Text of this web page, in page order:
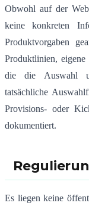
Obwohl auf der
keine konkreten
Produktvorgaben
Produktlinien, eigene
die die Auswahl
tatsächliche
Provisions- oder
dokumentiert.
Es liegen keine